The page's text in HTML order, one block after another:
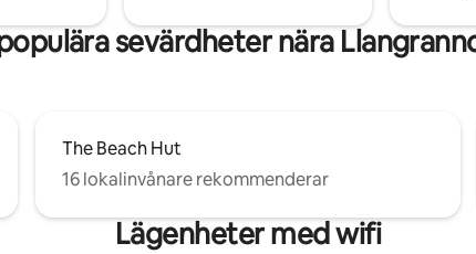
sevärdheter nära
The Beach Hut
16 lokalinvånare rekommenderar
Lägenheter med wifi